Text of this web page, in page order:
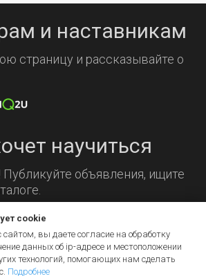
и наставникам
страницу и рассказывайте о
научиться
Публикуйте объявления, ищите
cookie
вы даете согласие на обработку
данных об ip-адресе и местоположении
технологий, помогающих нам сделать
Подробнее